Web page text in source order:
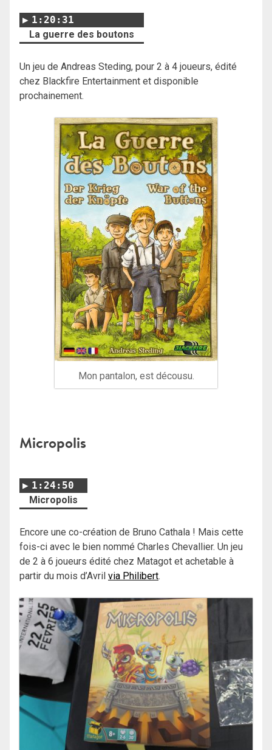
1:20:31
La guerre des boutons
Un jeu de Andreas Steding, pour 2 à 4 joueurs, édité
chez Blackfire Entertainment et disponible
prochainement.
Mon pantalon, est décousu.
Micropolis
1:24:50
Micropolis
Encore une co-création de Bruno Cathala ! Mais cette
fois-ci avec le bien nommé Charles Chevallier. Un jeu
de 2 à 6 joueurs édité chez Matagot et achetable à
partir du mois d’Avril via Philibert.